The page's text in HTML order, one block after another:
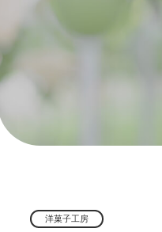
洋菓子工房